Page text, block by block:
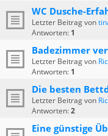
WC Dusche-
Letzter Beitrag von
Antworten: 1
Badezimmer
Letzter Beitrag von
Antworten: 1
Die besten
Letzter Beitrag von
Antworten:2
Eine günstige